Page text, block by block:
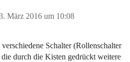
März 2016 um 10:08
Schalter (Rollenschalter
durch die Kisten gedrückt weitere